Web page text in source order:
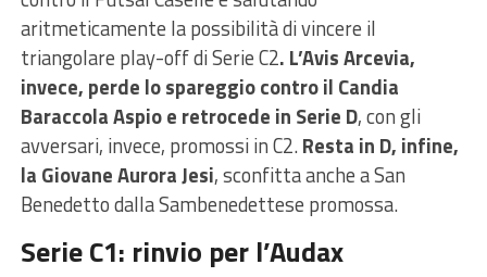
aritmeticamente la possibilità di vincere il
triangolare play-off di Serie C2. L’Avis Arcevia,
invece, perde lo spareggio contro il Candia
Baraccola Aspio e retrocede in Serie D, con gli
avversari, invece, promossi in C2.Resta in D, infine,
la Giovane Aurora Jesi, sconfitta anche a San
Benedetto dalla Sambenedettese promossa.
Serie C1: rinvio per l’Audax